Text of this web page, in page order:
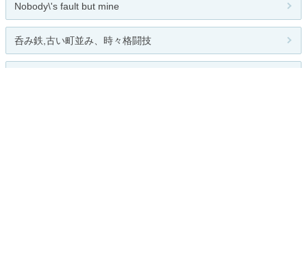
Nobody\'s fault but mine
呑み鉄,古い町並み、時々格闘技